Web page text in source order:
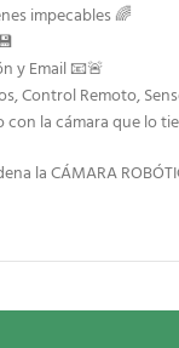
impecables 🌈
y Email 📧🚨
Control Remoto,
la cámara que lo
la CÁMARA